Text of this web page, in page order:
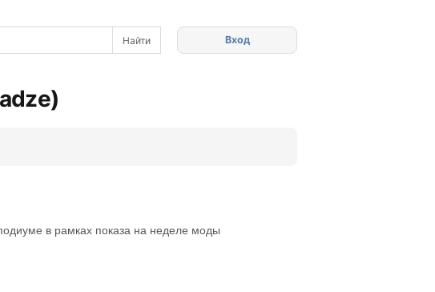
Вход
в рамках показа на неделе моды